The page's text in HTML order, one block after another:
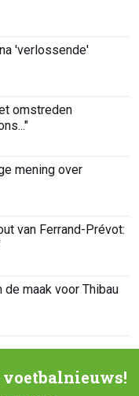
'verlossende'
omstreden
mening over
van Ferrand-Prévot:
maak voor Thibau